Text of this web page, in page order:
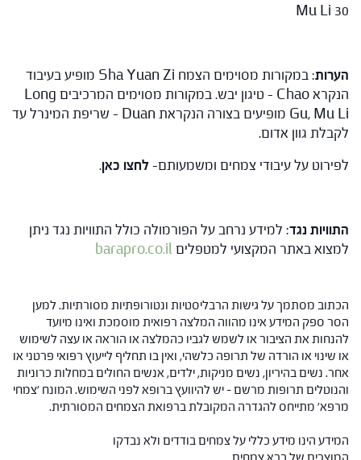
Mu Li 30
הערות
: במקורות מסוימים הצמח Sha Yuan Zi מופיע בעיבוד
הנקרא Chao – טיגון יבש. במקורות מסוימים המרכיבים Long
Gu, Mu Li מופיעים בצורה הנקראת Duan – שריפת המינרל עד
לקבלת גוון אדום.
לפירוט על עיבודי צמחים ומשמעותם-לחצו כאן.
התוויות נגד: למידע נרחב על הפורמולה כולל התוויות נגד ניתן
למצוא באתר המקצועי למטפליםbarapro.co.il
הכתוב מסתמך על גישות הרבליסטיות ונטורופתיות מסורתיות. למען
הסר ספק המידע אינו מהווה המלצה רפואית מוסמכת ואינו מיועד
להנחות את הציבור או לשמש לגביו כהמלצה או הוראה או עצה לשימוש
או שינוי או הורדה של תרופה כלשהי, ואין בו תחליף לייעוץ רפואי פרטני או
אחר. נשים בהיריון, נשים מניקות, ילדים, אנשים החולים במחלות כרוניות
והנוטלים תרופות מרשם – יש להיוועץ ברופא לפני השימוש. המונח 'צמחי
מרפא' מתייחס להגדרה המקובלת ברפואת הצמחים המסורתית.
המידע הינו מידע כללי על צמחים בודדים ולא נבדקו